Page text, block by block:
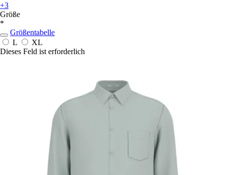
+3
Größe
*
Größentabelle
L
XL
Dieses Feld ist erforderlich